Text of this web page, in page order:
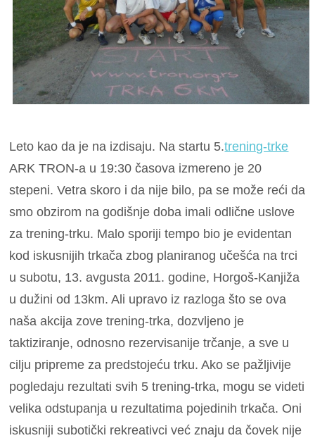
Leto kao da je na izdisaju. Na startu 5.trening-trke
ARK TRON-a u 19:30 časova izmereno je 20
stepeni. Vetra skoro i da nije bilo, pa se može reći da
smo obzirom na godišnje doba imali odlične uslove
za trening-trku. Malo sporiji tempo bio je evidentan
kod iskusnijih trkača zbog planiranog učešća na trci
u subotu, 13. avgusta 2011. godine, Horgoš-Kanjiža
u dužini od 13km. Ali upravo iz razloga što se ova
naša akcija zove trening-trka, dozvljeno je
taktiziranje, odnosno rezervisanije trčanje, a sve u
cilju pripreme za predstojeću trku. Ako se pažljivije
pogledaju rezultati svih 5 trening-trka, mogu se videti
velika odstupanja u rezultatima pojedinih trkača. Oni
iskusniji subotički rekreativci već znaju da čovek nije